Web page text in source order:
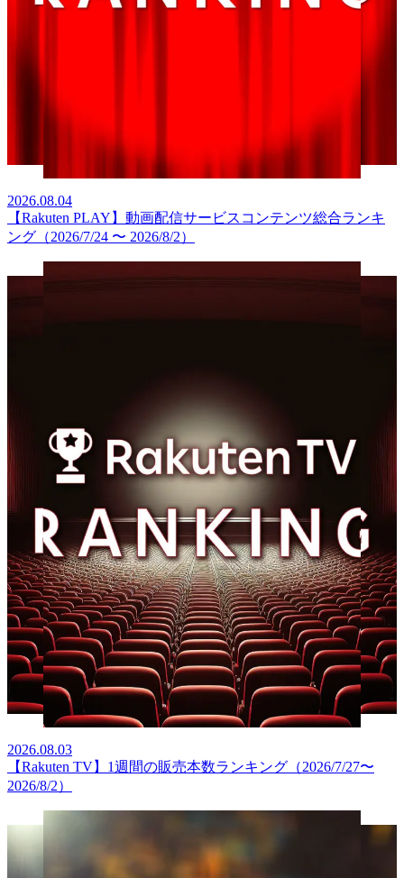
2026.08.04
【Rakuten PLAY】動画配信サービスコンテンツ総合ランキ
ング（2026/7/24 〜 2026/8/2）
2026.08.03
【Rakuten TV】1週間の販売本数ランキング（2026/7/27〜
2026/8/2）